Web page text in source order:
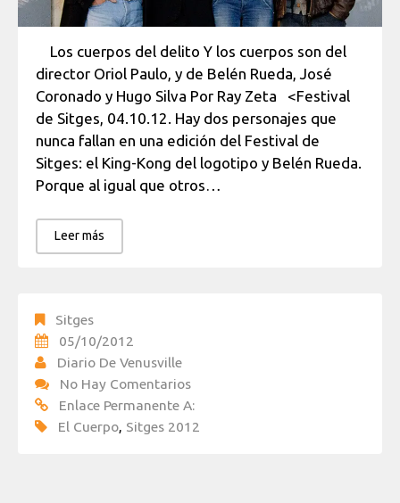
Los cuerpos del delito Y los cuerpos son del
director Oriol Paulo, y de Belén Rueda, José
Coronado y Hugo Silva Por Ray Zeta <Festival
de Sitges, 04.10.12. Hay dos personajes que
nunca fallan en una edición del Festival de
Sitges: el King-Kong del logotipo y Belén Rueda.
Porque al igual que otros…
Leer más
Sitges
05/10/2012
Diario De Venusville
No Hay Comentarios
Enlace Permanente A:
El Cuerpo, Sitges 2012